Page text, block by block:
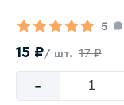
5
15 ₽/ шт. 17 ₽
-